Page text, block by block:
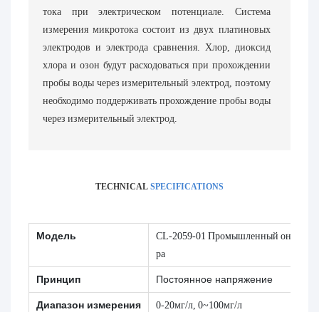
тока при электрическом потенциале. Система
измерения микротока состоит из двух платиновых
электродов и электрода сравнения. Хлор, диоксид
хлора и озон будут расходоваться при прохождении
пробы воды через измерительный электрод, поэтому
необходимо поддерживать прохождение пробы воды
через измерительный электрод.
TECHNICAL SPECIFICATIONS
Модель
CL-2059-01 Промышленный онлайн-
ра
Принцип Постоянное напряжение
Диапазон измерения
0-20мг/л, 0~100мг/л